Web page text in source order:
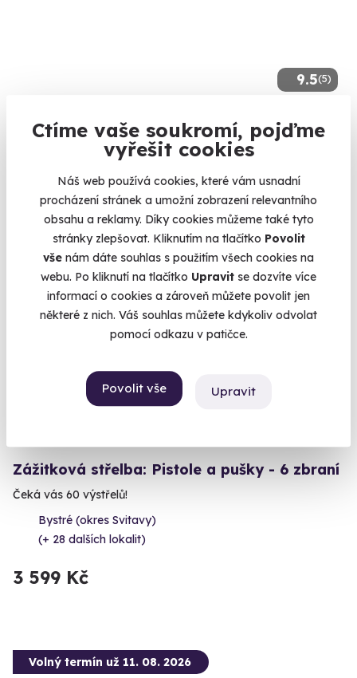
Ctíme vaše soukromí, pojďme
vyřešit cookies
Náš web používá cookies, které vám usnadní
procházení stránek a umožní zobrazení relevantního
obsahu a reklamy. Díky cookies můžeme také tyto
stránky zlepšovat. Kliknutím na tlačítko Povolit
vše nám dáte souhlas s použitím všech cookies na
webu. Po kliknutí na tlačítko Upravit se dozvíte více
informací o cookies a zároveň můžete povolit jen
některé z nich. Váš souhlas můžete kdykoliv odvolat
pomocí odkazu v patičce.
Povolit vše Upravit
9.5(5)
Zážitková střelba: Dlouhé zbraně - 6 zbraní
Z každé zbraně si zastřílíte pětkrát - celkem 30 výstřelů.
(+ 28 dalších lokalit)
1 899 Kč
Volný termín už 11. 08. 2026
Zážitková střelba: Pistole a pušky - 6 zbraní
Čeká vás 60 výstřelů!
Bystré (okres Svitavy)
(+ 28 dalších lokalit)
3 599 Kč
Volný termín už 11. 08. 2026